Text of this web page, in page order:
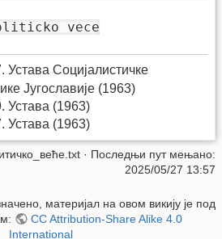
vece
Социјалистичке
Југославије (1963)
Устава (1963)
Устава (1963)
· Последњи пут мењано:
2025/05/27 13:57
материјал на овом викију је под
CC Attribution-Share Alike 4.0
International